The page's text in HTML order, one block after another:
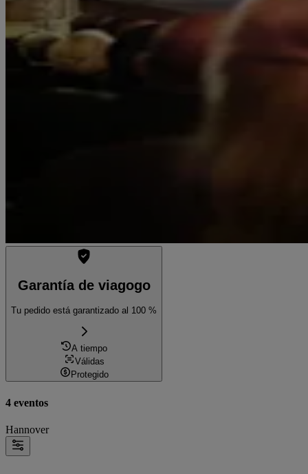
Garantía de viagogo
Tu pedido está garantizado al 100 %
A tiempo
Válidas
Protegido
4 eventos
Hannover